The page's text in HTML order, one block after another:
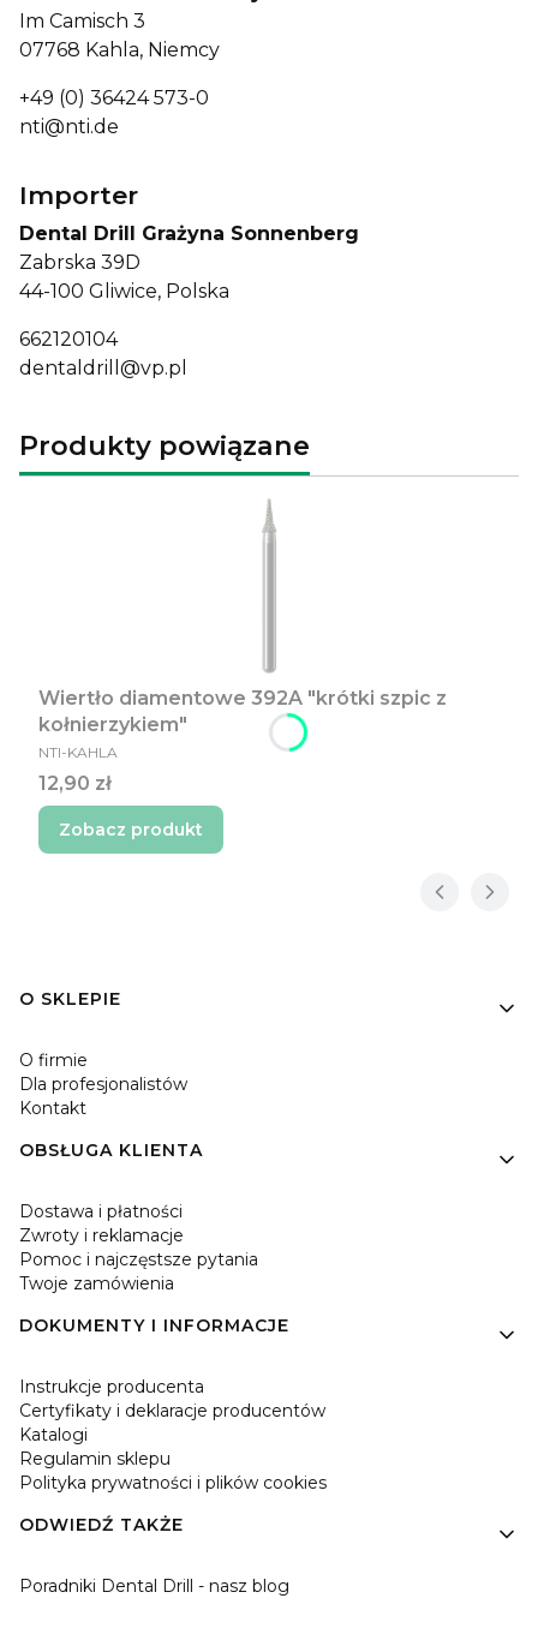
Im Camisch 3
07768 Kahla, Niemcy
+49 (0) 36424 573-0
nti@nti.de
Importer
Dental Drill Grażyna Sonnenberg
Zabrska 39D
44-100 Gliwice, Polska
662120104
dentaldrill@vp.pl
Produkty powiązane
Wiertło diamentowe 392A "krótki szpic z
kołnierzykiem"
PRODUCENT
NTI-KAHLA
Cena
12,90 zł
Zobacz produkt
Linki w stopce
O SKLEPIE
O firmie
Dla profesjonalistów
Kontakt
OBSŁUGA KLIENTA
Dostawa i płatności
Zwroty i reklamacje
Pomoc i najczęstsze pytania
Twoje zamówienia
DOKUMENTY I INFORMACJE
Instrukcje producenta
Certyfikaty i deklaracje producentów
Katalogi
Regulamin sklepu
Polityka prywatności i plików cookies
ODWIEDŹ TAKŻE
Poradniki Dental Drill - nasz blog